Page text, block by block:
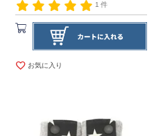
1件
お気に入り